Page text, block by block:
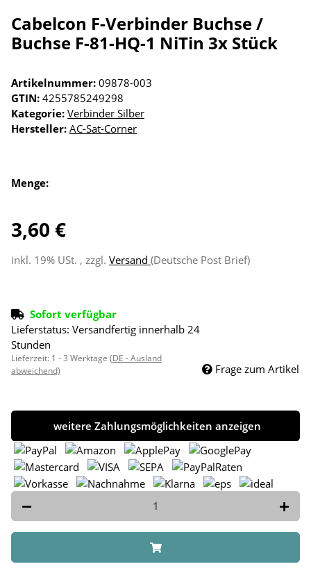
Cabelcon F-Verbinder Buchse /
Buchse F-81-HQ-1 NiTin 3x Stück
Artikelnummer: 09878-003
GTIN: 4255785249298
Kategorie: Verbinder Silber
Hersteller: AC-Sat-Corner
Menge:
3,60 €
inkl. 19% USt. , zzgl. Versand (Deutsche Post Brief)
Sofort verfügbar
Lieferstatus: Versandfertig innerhalb 24
Stunden
Lieferzeit: 1 - 3 Werktage (DE - Ausland
abweichend)
Frage zum Artikel
weitere Zahlungsmöglichkeiten anzeigen